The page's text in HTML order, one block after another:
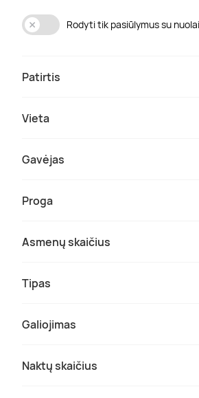
Rodyti tik pasiūlymus su
Patirtis
Vieta
Gavėjas
Proga
Asmenų skaičius
Tipas
Galiojimas
Naktų skaičius